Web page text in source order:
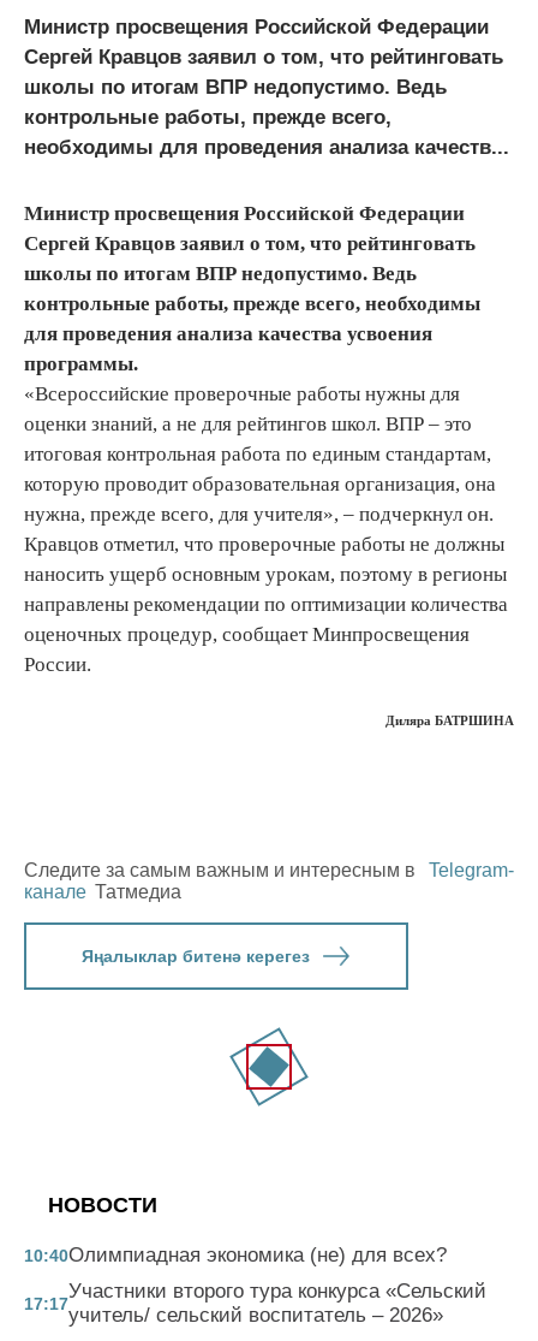
Министр просвещения Российской Федерации
Сергей Кравцов заявил о том, что рейтинговать
школы по итогам ВПР недопустимо. Ведь
контрольные работы, прежде всего,
необходимы для проведения анализа качеств...
Министр просвещения Российской Федерации
Сергей Кравцов заявил о том, что рейтинговать
школы по итогам ВПР недопустимо. Ведь
контрольные работы, прежде всего, необходимы
для проведения анализа качества усвоения
программы.
«Всероссийские проверочные работы нужны для
оценки знаний, а не для рейтингов школ. ВПР – это
итоговая контрольная работа по единым стандартам,
которую проводит образовательная организация, она
нужна, прежде всего, для учителя», – подчеркнул он.
Кравцов отметил, что проверочные работы не должны
наносить ущерб основным урокам, поэтому в регионы
направлены рекомендации по оптимизации количества
оценочных процедур, сообщает Минпросвещения
России.
Диляра БАТРШИНА
Следите за самым важным и интересным в
Telegram-
канале Татмедиа
Яңалыклар битенә керегез
НОВОСТИ
10:40Олимпиадная экономика (не) для всех?
17:17
Участники второго тура конкурса «Сельский
учитель/ сельский воспитатель – 2026»